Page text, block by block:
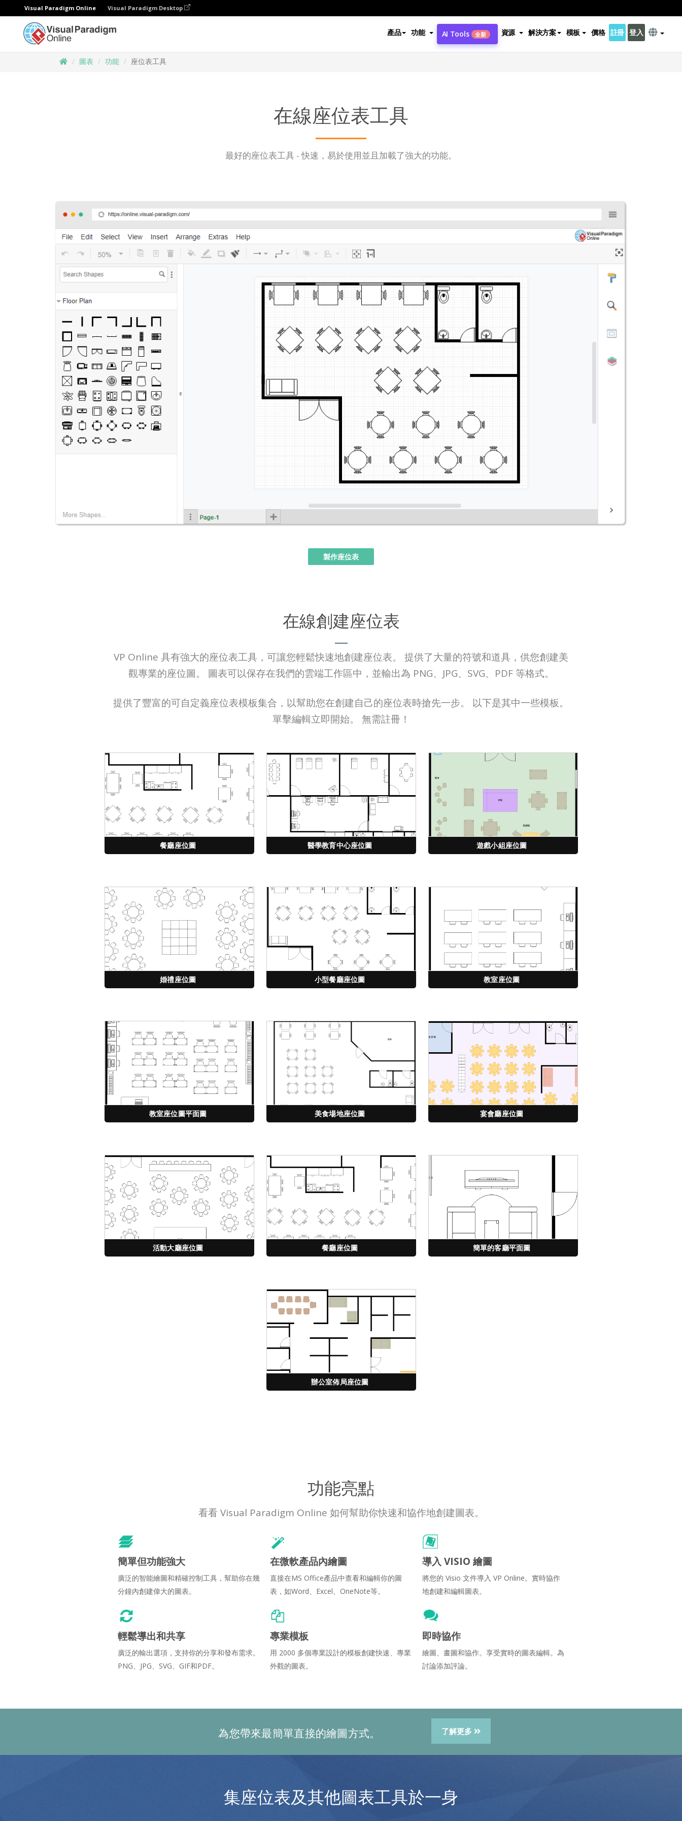
Visual Paradigm Online Visual Paradigm Desktop
產品 功能 AI Tools 全新 資源 解決方案 模板 價格 註冊 登入
圖表 功能 座位表工具
在線座位表工具
最好的座位表工具 - 快速，易於使用並且加載了強大的功能。
製作座位表
在線創建座位表
VP Online 具有強大的座位表工具，可讓您輕鬆快速地創建座位表。 提供了大量的符號和道具，供您創建美
觀專業的座位圖。 圖表可以保存在我們的雲端工作區中，並輸出為 PNG、JPG、SVG、PDF 等格式。
提供了豐富的可自定義座位表模板集合，以幫助您在創建自己的座位表時搶先一步。 以下是其中一些模板。
單擊編輯立即開始。 無需註冊！
餐廳座位圖 醫學教育中心座位圖 遊戲小組座位圖
婚禮座位圖 小型餐廳座位圖 教室座位圖
教室座位圖平面圖 美食場地座位圖 宴會廳座位圖
活動大廳座位圖 餐廳座位圖 簡單的客廳平面圖
辦公室佈局座位圖
功能亮點
看看 Visual Paradigm Online 如何幫助你快速和協作地創建圖表。
簡單但功能強大
廣泛的智能繪圖和精確控制工具，幫助你在幾
分鐘內創建偉大的圖表。
在微軟產品內繪圖
直接在MS Office產品中查看和編輯你的圖
表，如Word、Excel、OneNote等。
導入 VISIO 繪圖
將您的 Visio 文件導入 VP Online。實時協作
地創建和編輯圖表。
輕鬆導出和共享
廣泛的輸出選項，支持你的分享和發布需求。
PNG、JPG、SVG、GIF和PDF。
專業模板
用 2000 多個專業設計的模板創建快速、專業
外觀的圖表。
即時協作
繪圖、畫圖和協作。享受實時的圖表編輯。為
討論添加評論。
為您帶來最簡單直接的繪圖方式。 了解更多
集座位表及其他圖表工具於一身